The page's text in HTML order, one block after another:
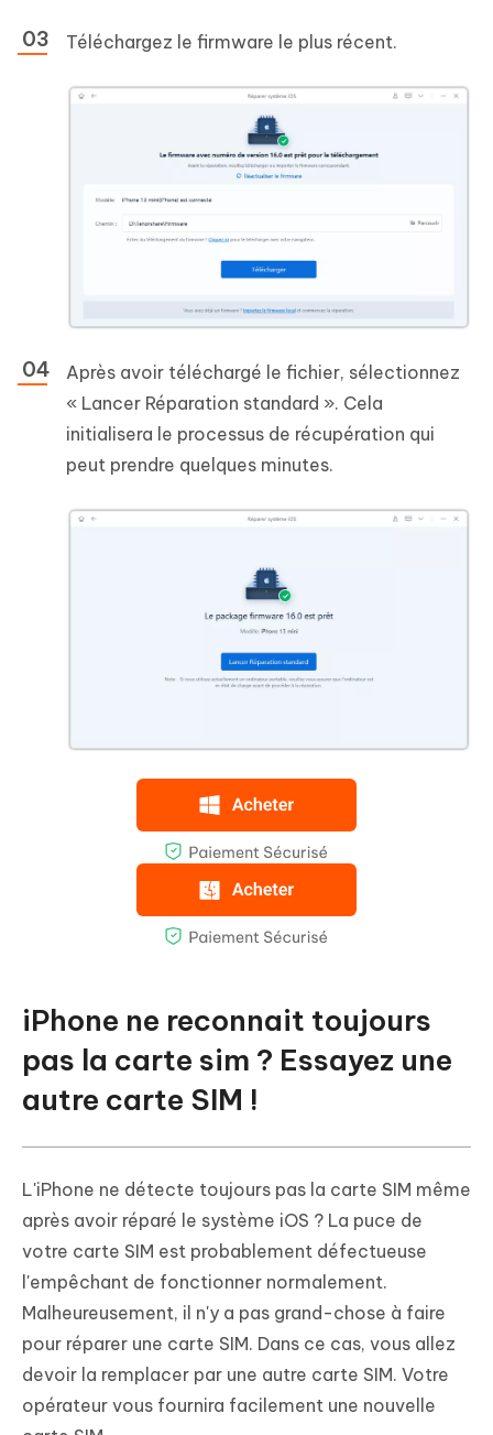
Téléchargez le firmware le plus récent.
Après avoir téléchargé le fichier, sélectionnez
« Lancer Réparation standard ». Cela
initialisera le processus de récupération qui
peut prendre quelques minutes.
iPhone ne reconnait toujours
pas la carte sim ? Essayez une
autre carte SIM !
L'iPhone ne détecte toujours pas la carte SIM même
après avoir réparé le système iOS ? La puce de
votre carte SIM est probablement défectueuse
l'empêchant de fonctionner normalement.
Malheureusement, il n'y a pas grand-chose à faire
pour réparer une carte SIM. Dans ce cas, vous allez
devoir la remplacer par une autre carte SIM. Votre
opérateur vous fournira facilement une nouvelle